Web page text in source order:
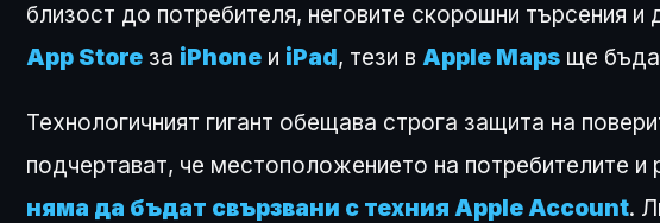
близост до потребителя, неговите скорошни търсения
App Store за iPhone и iPad, тези в Apple Maps ще
Технологичният гигант обещава строга защита на
подчертават, че местоположението на потребителите
няма да бъдат свързвани с техния Apple Account.